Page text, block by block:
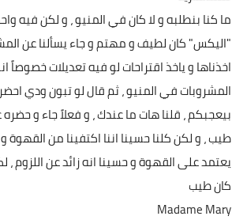
ما كنا بنطلبه و لا كان في المنيو ، و لكن فيه
"اليكس" كان لطيف و مهتم و جاء يسألنا عن
اخذناها و ياخذ اقتراحات لو فيه تعديلات خصوصاً
المشروبات في المنيو ، ثم قال لو تبون ودي
بيعجبكم ، قلنا هات ما عندك ، و فعلاً جاء و
طيب ، و لكن كلنا حسينا اننا اكتفينا من
يعتمد على القهوة و حسينا انه زائد عن اللزوم
كان طيب
Madame Mary